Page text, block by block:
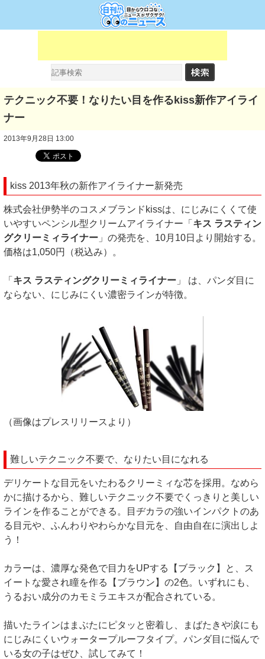
テクニック不要！なりたい目を作るkiss新作アイライ
ナー
2013年9月28日 13:00
kiss 2013年秋の新作アイライナー新発売
株式会社伊勢半のコスメブランドkissは、にじみにくくて使
いやすいペンシル型クリームアイライナー「 キス ラスティン
グクリーミィライナー 」の発売を、10月10日より開始する。
価格は1,050円（税込み）。
「 キス ラスティングクリーミィライナー 」 は、パンダ目に
ならない、にじみにくい濃密ラインが特徴。
（画像はプレスリリースより）
難しいテクニック不要で、なりたい目になれる
デリケートな目元をいたわるクリーミィな芯を採用。なめら
かに描けるから、難しいテクニック不要でくっきりと美しい
ラインを作ることができる。目ヂカラの強いインパクトのあ
る目元や、ふんわりやわらかな目元を、自由自在に演出しよ
う！
カラーは、濃厚な発色で目力をUPする【ブラック】と、ス
イートな愛され瞳を作る【ブラウン】の2色。いずれにも、
うるおい成分のカモミラエキスが配合されている。
描いたラインはまぶたにピタッと密着し、まばたきや涙にも
にじみにくいウォータープルーフタイプ。パンダ目に悩んで
いる女の子はぜひ、試してみて！